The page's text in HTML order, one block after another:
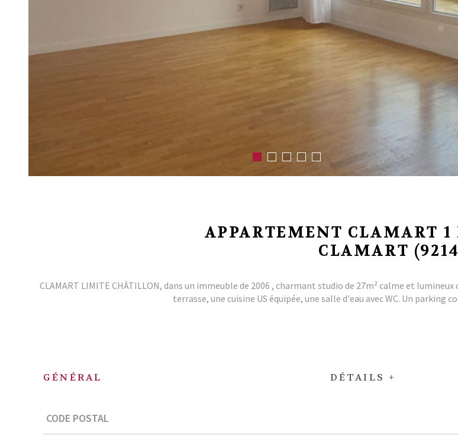
APPARTEMENT CLAMART 1
CLAMART
CLAMART LIMITE CHÂTILLON, dans un immeuble de 2006 , charmant studio de 27m² calme et
terrasse, une cuisine US équipée, une salle d'eau avec WC. Un parking
GÉNÉRAL DÉTAILS +
Caractérisque
CODE POSTAL